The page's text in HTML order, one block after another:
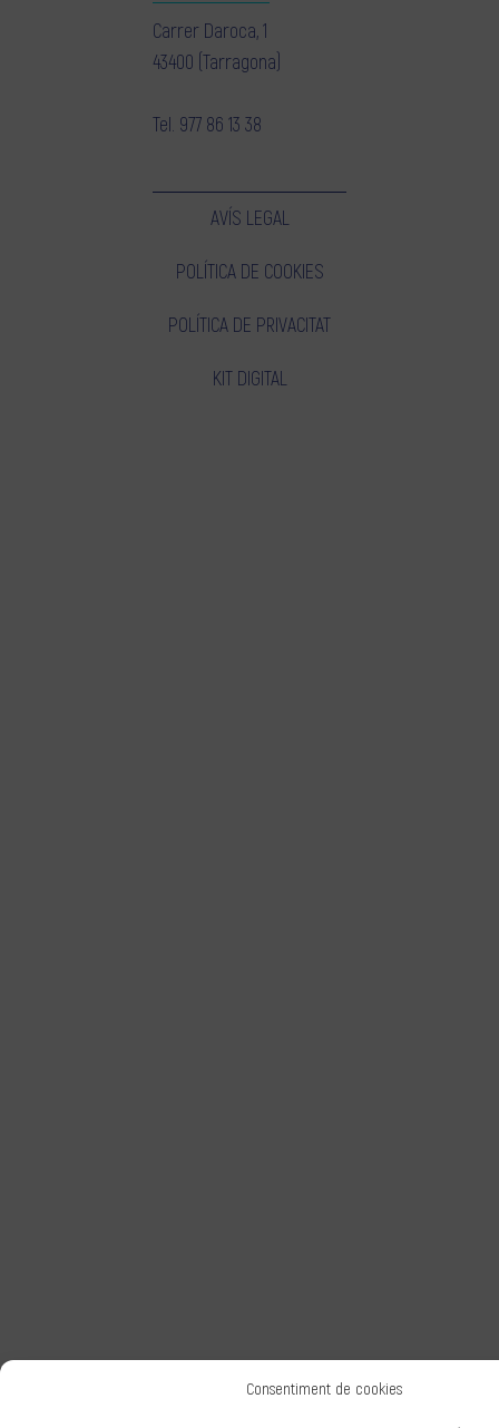
Consentiment de cookies
Carrer Daroca, 1
43400 (Tarragona)
Tel. 977 86 13 38
AVÍS LEGAL
POLÍTICA DE COOKIES
POLÍTICA DE PRIVACITAT
KIT DIGITAL